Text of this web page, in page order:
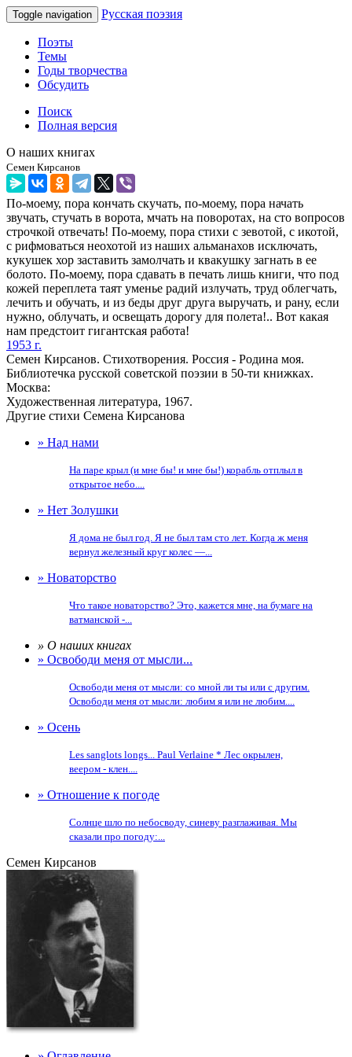
Toggle navigation Русская поэзия
Поэты
Темы
Годы творчества
Обсудить
Поиск
Полная версия
О наших книгах
Семен Кирсанов
По-моему, пора кончать скучать, по-моему, пора начать
звучать, стучать в ворота, мчать на поворотах, на сто вопросов
строчкой отвечать! По-моему, пора стихи с зевотой, с икотой,
с рифмоваться неохотой из наших альманахов исключать,
кукушек хор заставить замолчать и квакушку загнать в ее
болото. По-моему, пора сдавать в печать лишь книги, что под
кожей переплета таят уменье радий излучать, труд облегчать,
лечить и обучать, и из беды друг друга выручать, и рану, если
нужно, облучать, и освещать дорогу для полета!.. Вот какая
нам предстоит гигантская работа!
1953 г.
Семен Кирсанов. Стихотворения. Россия - Родина моя.
Библиотечка русской советской поэзии в 50-ти книжках.
Москва:
Художественная литература, 1967.
Другие стихи Семена Кирсанова
» Над нами
На паре крыл (и мне бы! и мне бы!) корабль отплыл в
открытое небо....
» Нет Золушки
Я дома не был год. Я не был там сто лет. Когда ж меня
вернул железный круг колес —...
» Новаторство
Что такое новаторство? Это, кажется мне, на бумаге на
ватманской -...
» О наших книгах
» Освободи меня от мысли...
Освободи меня от мысли: со мной ли ты или с другим.
Освободи меня от мысли: любим я или не любим....
» Осень
Les sanglots longs... Раul Verlaine * Лес окрылен,
веером - клен....
» Отношение к погоде
Солнце шло по небосводу, синеву разглаживая. Мы
сказали про погоду:...
Семен Кирсанов